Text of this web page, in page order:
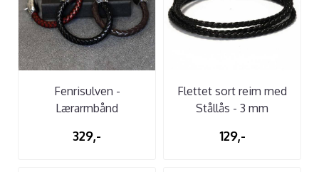
Fenrisulven -
Lærarmbånd
329,-
Flettet sort reim med
Stållås - 3 mm
129,-